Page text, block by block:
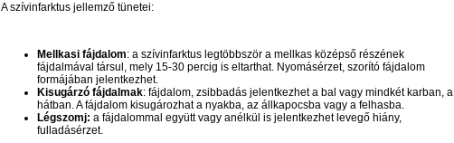
A szívinfarktus jellemző tünetei:
Mellkasi fájdalom: a szívinfarktus legtöbbször a mellkas középső részének
fájdalmával társul, mely 15-30 percig is eltarthat. Nyomásérzet, szorító fájdalom
formájában jelentkezhet.
Kisugárzó fájdalmak: fájdalom, zsibbadás jelentkezhet a bal vagy mindkét karban, a
hátban. A fájdalom kisugározhat a nyakba, az állkapocsba vagy a felhasba.
Légszomj: a fájdalommal együtt vagy anélkül is jelentkezhet levegő hiány,
fulladásérzet.